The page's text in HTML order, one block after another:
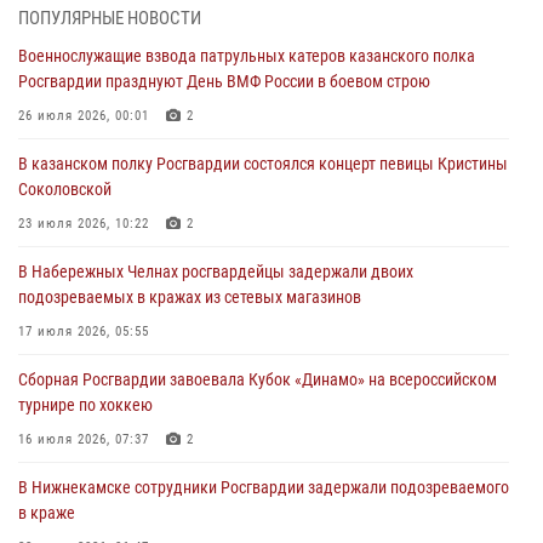
Татарстанские росгвардейцы завоевали «бронзу» в окружном этапе
24 июля 2026, 15:05 4
В казанском полку Росгвардии состоялся концерт певицы Кристины
23 июля 2026, 10:22
В Нижнекамске сотрудники Росгвардии задержали подозреваемого
23 июля 2026, 06:47
В Казани Росгвардия приняла участие в обеспечении безопасности
22 июля 2026, 07:41
ПОПУЛЯРНЫЕ НОВОСТИ
Военнослужащие взвода патрульных катеров казанского полка
Росгвардии празднуют День ВМФ России в боевом строю
26 июля 2026, 00:01 2
В казанском полку Росгвардии состоялся концерт певицы Кристины
Соколовской
23 июля 2026, 10:22 2
В Набережных Челнах росгвардейцы задержали двоих
подозреваемых в кражах из сетевых магазинов
17 июля 2026, 05:55
Сборная Росгвардии завоевала Кубок «Динамо» на всероссийском
турнире по хоккею
16 июля 2026, 07:37 2
В Нижнекамске сотрудники Росгвардии задержали подозреваемого
в краже